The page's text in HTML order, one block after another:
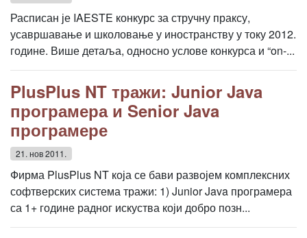
Расписан је IAESTE конкурс за стручну праксу,
усавршавање и школовање у иностранству у току 2012.
године. Више детаља, односно услове конкурса и “on-...
PlusPlus NT тражи: Junior Java
програмера и Senior Java
програмере
21. нов 2011.
Фирма PlusPlus NT која се бави развојем комплексних
софтверских система тражи: 1) Junior Java програмера
са 1+ године радног искуства који добро позн...